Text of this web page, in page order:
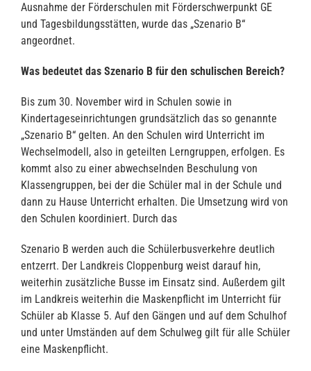
Ausnahme der Förderschulen mit Förderschwerpunkt GE
und Tagesbildungsstätten, wurde das „Szenario B“
angeordnet.
Was bedeutet das Szenario B für den schulischen Bereich?
Bis zum 30. November wird in Schulen sowie in
Kindertageseinrichtungen grundsätzlich das so genannte
„Szenario B“ gelten. An den Schulen wird Unterricht im
Wechselmodell, also in geteilten Lerngruppen, erfolgen. Es
kommt also zu einer abwechselnden Beschulung von
Klassengruppen, bei der die Schüler mal in der Schule und
dann zu Hause Unterricht erhalten. Die Umsetzung wird von
den Schulen koordiniert. Durch das
Szenario B werden auch die Schülerbusverkehre deutlich
entzerrt. Der Landkreis Cloppenburg weist darauf hin,
weiterhin zusätzliche Busse im Einsatz sind. Außerdem gilt
im Landkreis weiterhin die Maskenpflicht im Unterricht für
Schüler ab Klasse 5. Auf den Gängen und auf dem Schulhof
und unter Umständen auf dem Schulweg gilt für alle Schüler
eine Maskenpflicht.